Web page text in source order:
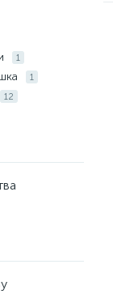
1
1
12